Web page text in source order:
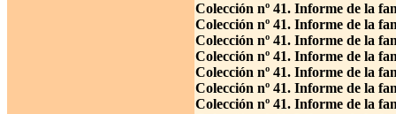
Colección nº 41. Informe de la
Colección nº 41. Informe de la
Colección nº 41. Informe de la
Colección nº 41. Informe de la
Colección nº 41. Informe de la
Colección nº 41. Informe de la
Colección nº 41. Informe de la